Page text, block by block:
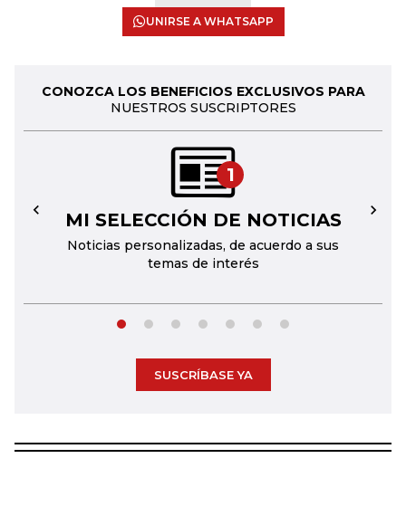
UNIRSE A WHATSAPP
CONOZCA LOS BENEFICIOS EXCLUSIVOS PARA
NUESTROS SUSCRIPTORES
1
MI SELECCIÓN DE NOTICIAS
Noticias personalizadas, de acuerdo a sus
temas de interés
← →
SUSCRÍBASE YA